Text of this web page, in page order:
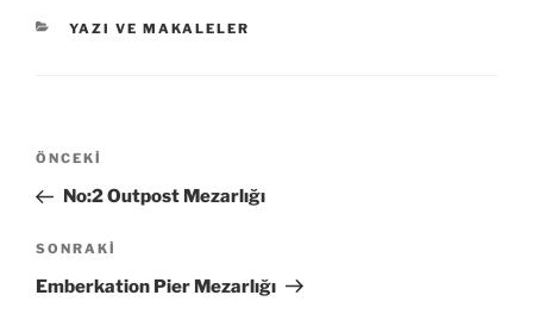
KATEGORILER
YAZI VE MAKALELER
Yazı
Önceki
Yazı
ÖNCEKI
No:2 Outpost Mezarlığı
Sonraki
Yazı
SONRAKI
Emberkation Pier Mezarlığı